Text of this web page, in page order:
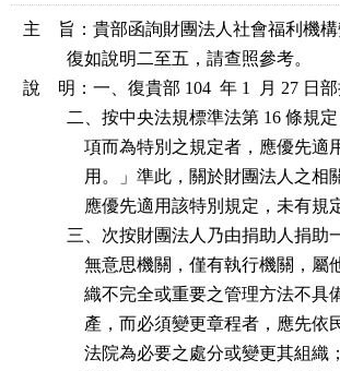
主    旨：貴部函詢財團法人社會福利機
          復如說明二至五，請查照參考。
說    明：一、復貴部 104  年 1  月 27 日部
二、按中央法規標準法第 16 條
項而為特別之規定者，應優
用。」準此，關於財團法人
應優先適用該特別規定，未
三、次按財團法人乃由捐助人捐
無意思機關，僅有執行機關
織不完全或重要之管理方法
產，而必須變更章程者，應先
法院為必要之處分或變更其